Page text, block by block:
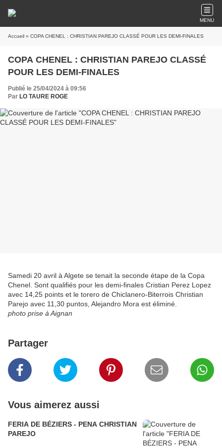
MENU
Accueil » COPA CHENEL : CHRISTIAN PAREJO CLASSÉ POUR LES DEMI-FINALES
COPA CHENEL : CHRISTIAN PAREJO CLASSÉ
POUR LES DEMI-FINALES
Publié le 25/04/2024 à 09:56
Par LO TAURE ROGE
Samedi 20 avril à Algete se tenait la seconde étape de la Copa
Chenel. Sont qualifiés pour les demi-finales Cristian Perez Lopez
avec 14,25 points et le torero de Chiclanero-Biterrois Christian
Parejo avec 11,30 puntos, Alejandro Mora est éliminé.
photo prise à Aignan
Partager
Vous aimerez aussi
FERIA DE BÉZIERS - PENA CHRISTIAN
PAREJO